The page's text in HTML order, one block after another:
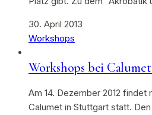
30. April 2013
Workshops
Workshops bei
Am 14. Dezember 2012
Calumet in Stuttgart statt.